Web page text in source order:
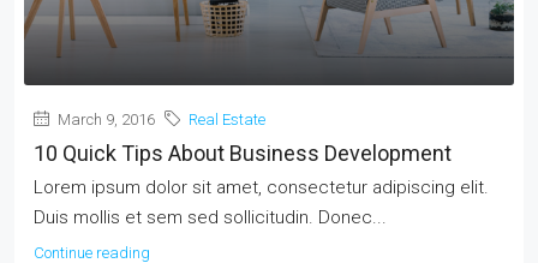
March 9, 2016 Real Estate
10 Quick Tips About Business Development
Lorem ipsum dolor sit amet, consectetur adipiscing elit.
Duis mollis et sem sed sollicitudin. Donec...
Continue reading